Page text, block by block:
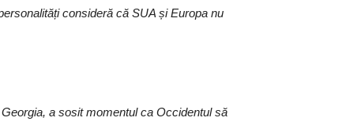
consideră că SUA și Europa nu
a sosit momentul ca Occidentul să